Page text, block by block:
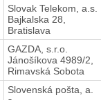
Slovak Telekom, a.s.
Bajkalska 28,
Bratislava
GAZDA, s.r.o.
Jánošíkova 4989/2,
Rimavská Sobota
Slovenská pošta, a.